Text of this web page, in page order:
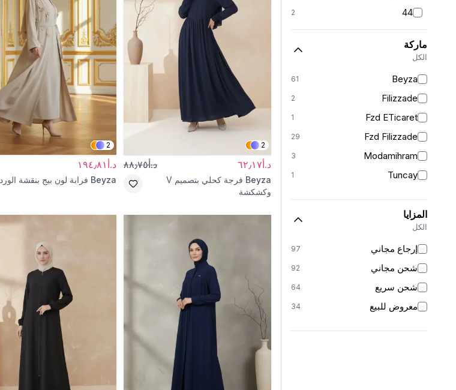
44
2
46
1
46-48
2
ماركة
الكل
Beyza
61
Filizzade
2
Fzd ETicaret
1
Fzd Filizzade
29
Modamihram
3
Tuncay
1
المزايا
الكل
إرجاع مجاني 97
شحن مجاني 92
شحن سريع 64
معروض للبيع 34
2
د.أ٦٢٫١٧ د.أ٨٨٫٧٥
Beyza
فرجة كحلي بتصميم V
وكشكشة
2
د.أ١٩٤٫٨١
Beyza فرابة لون بيج بنقشة الورد